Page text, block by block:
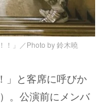
！」／Photo by 鈴木曉
」と客席に呼びか
。公演前にメンバ